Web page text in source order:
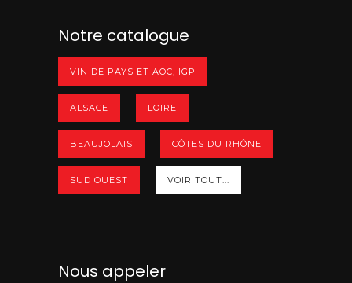
Notre catalogue
VIN DE PAYS ET AOC, IGP
ALSACE LOIRE
BEAUJOLAIS CÔTES DU RHÔNE
SUD OUEST VOIR TOUT...
Nous appeler